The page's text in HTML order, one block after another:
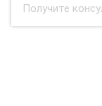
Получите